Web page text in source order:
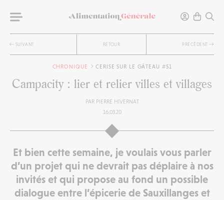
SUIVANT RETOUR PRÉCÉDENT
CHRONIQUE CERISE SUR LE GÂTEAU #51
Campacity : lier et relier villes et villages
PAR PIERRE HIVERNAT
16.03.20
Et bien cette semaine, je voulais vous parler
d’un projet qui ne devrait pas déplaire à nos
invités et qui propose au fond un possible
dialogue entre l’épicerie de Sauxillanges et